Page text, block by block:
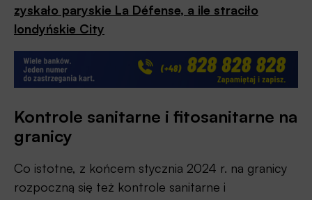
zyskało paryskie La Défense, a ile straciło
londyńskie City
Kontrole sanitarne i fitosanitarne na
granicy
Co istotne, z końcem stycznia 2024 r. na granicy
rozpoczną się też kontrole sanitarne i